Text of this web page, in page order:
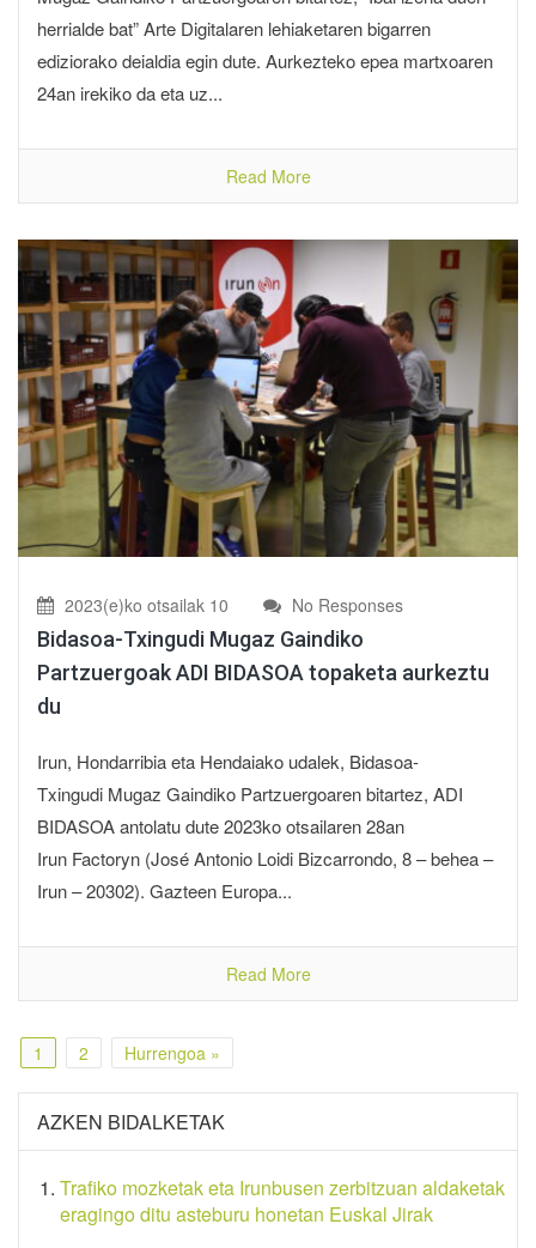
herrialde bat” Arte Digitalaren lehiaketaren bigarren
ediziorako deialdia egin dute. Aurkezteko epea martxoaren
24an irekiko da eta uz...
Read More
2023(e)ko otsailak 10 No Responses
Bidasoa-Txingudi Mugaz Gaindiko
Partzuergoak ADI BIDASOA topaketa aurkeztu
du
Irun, Hondarribia eta Hendaiako udalek, Bidasoa-
Txingudi Mugaz Gaindiko Partzuergoaren bitartez, ADI
BIDASOA antolatu dute 2023ko otsailaren 28an
Irun Factoryn (José Antonio Loidi Bizcarrondo, 8 – behea –
Irun – 20302). Gazteen Europa...
Read More
1 2 Hurrengoa »
AZKEN BIDALKETAK
Trafiko mozketak eta Irunbusen zerbitzuan aldaketak
eragingo ditu asteburu honetan Euskal Jirak